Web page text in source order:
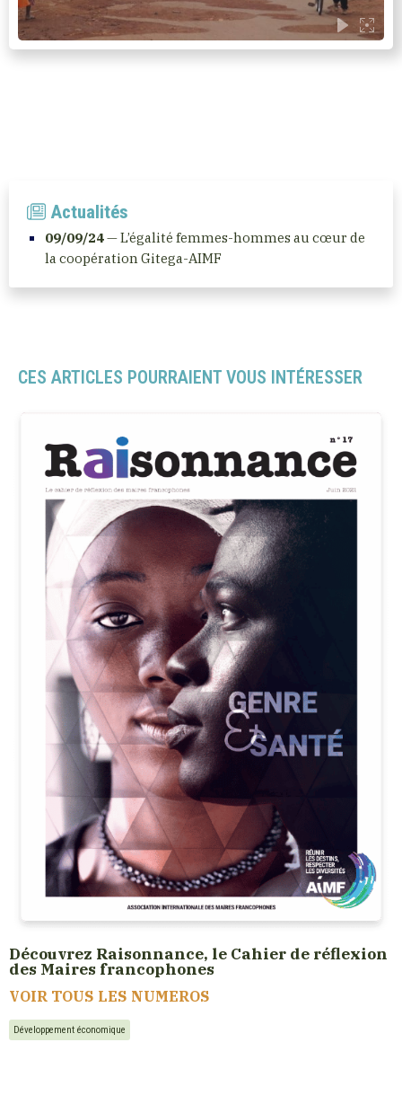
Actualités
09/09/24— L’égalité femmes-hommes au cœur de
la coopération Gitega-AIMF
CES ARTICLES POURRAIENT VOUS INTÉRESSER
Découvrez Raisonnance, le Cahier de réflexion
des Maires francophones
VOIR TOUS LES NUMEROS
Développement économique